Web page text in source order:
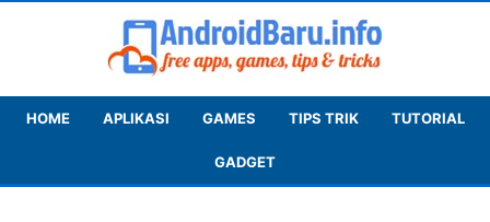
HOME APLIKASI GAMES TIPS TRIK TUTORIAL
GADGET